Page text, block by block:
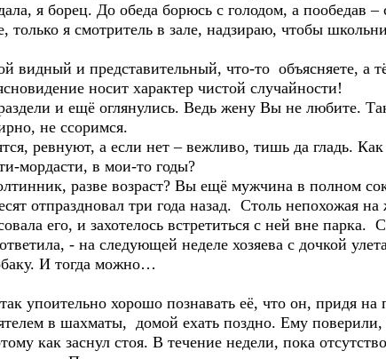
я борец. До обеда борюсь с голодом, а пообедав
я смотритель в зале, надзираю, чтобы
и представительный, что-то объясняете, а
носит характер чистой случайности!
и ещё оглянулись. Ведь жену Вы не любите.
не ссоримся.
ревнуют, а если нет – вежливо, тишь да гладь. Как
мордасти, в мои-то годы?
разве возраст? Вы ещё мужчина в полном
отпраздновал три года назад. Столь непохожая
его, и захотелось встретиться с ней вне
- на следующей неделе хозяева с дочкой
И тогда можно…
упоительно хорошо познавать её, что он, придя на
в шахматы, домой ехать поздно. Ему
как заснул стоя. В течение недели, пока